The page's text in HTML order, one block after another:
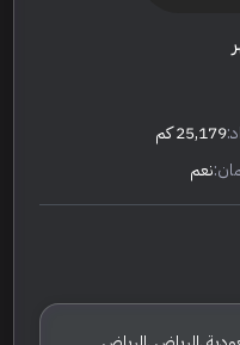
25,179 كم
نعم